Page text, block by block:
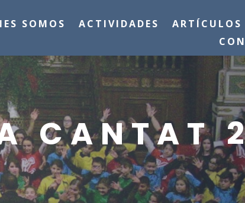
SOMOS ACTIVIDADES ARTÍCULOS
CANTAT